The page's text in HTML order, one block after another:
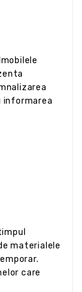
informarea
materialele
care